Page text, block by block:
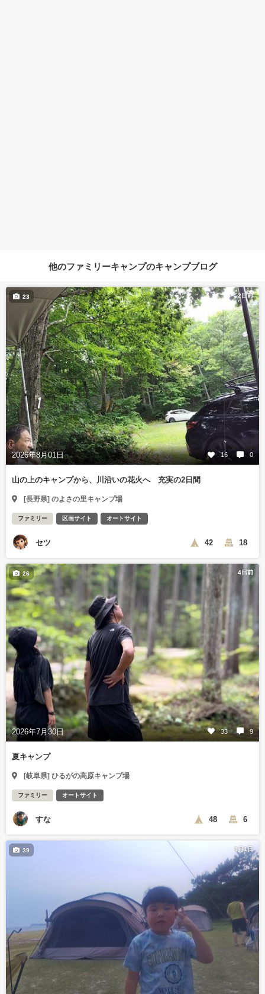
他のファミリーキャンプのキャンプブログ
2日前
2026年8月01日 16 0
23
山の上のキャンプから、川沿いの花火へ 充実の2日間
[長野県] のよさの里キャンプ場
ファミリー 区画サイト オートサイト
セツ 42 18
4日前
2026年7月30日 33 9
26
夏キャンプ
[岐阜県] ひるがの高原キャンプ場
ファミリー オートサイト
すな 48 6
8月1日
39